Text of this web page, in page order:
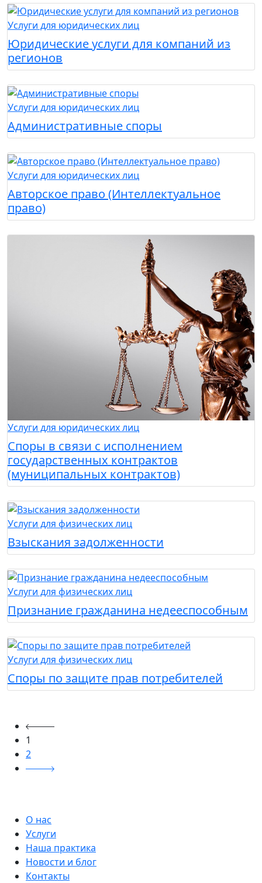
Услуги для юридических лиц
Юридические услуги для компаний из
регионов
Услуги для юридических лиц
Административные споры
Услуги для юридических лиц
Авторское право (Интеллектуальное
право)
Услуги для юридических лиц
Споры в связи с исполнением
государственных контрактов
(муниципальных контрактов)
Услуги для физических лиц
Взыскания задолженности
Услуги для физических лиц
Признание гражданина недееспособным
Услуги для физических лиц
Споры по защите прав потребителей
1
2
О нас
Услуги
Наша практика
Новости и блог
Контакты